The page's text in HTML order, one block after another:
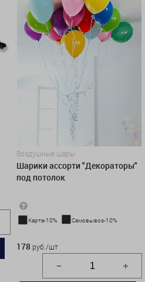
Воздушные шары
Шарики ассорти "Декораторы"
под потолок
Карта-10% Самовывоз-10%
178 руб./шт